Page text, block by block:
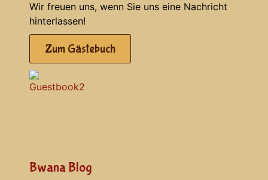
Wir freuen uns, wenn Sie uns eine Nachricht
hinterlassen!
Zum Gästebuch
Bwana Blog